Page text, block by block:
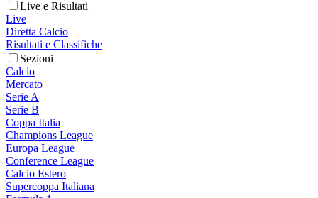
Live e Risultati
Live
Diretta Calcio
Risultati e Classifiche
Sezioni
Calcio
Mercato
Serie A
Serie B
Coppa Italia
Champions League
Europa League
Conference League
Calcio Estero
Supercoppa Italiana